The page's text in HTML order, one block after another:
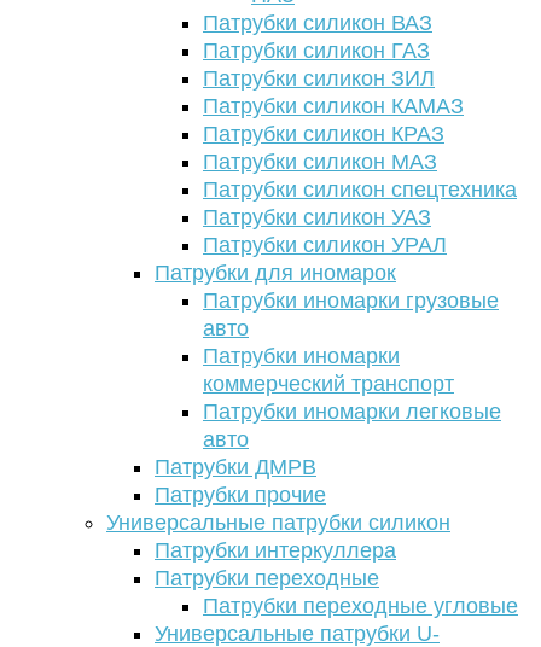
Патрубки силикон ВАЗ
Патрубки силикон ГАЗ
Патрубки силикон ЗИЛ
Патрубки силикон КАМАЗ
Патрубки силикон КРАЗ
Патрубки силикон МАЗ
Патрубки силикон спецтехника
Патрубки силикон УАЗ
Патрубки силикон УРАЛ
Патрубки для иномарок
Патрубки иномарки грузовые
авто
Патрубки иномарки
коммерческий транспорт
Патрубки иномарки легковые
авто
Патрубки ДМРВ
Патрубки прочие
Универсальные патрубки силикон
Патрубки интеркуллера
Патрубки переходные
Патрубки переходные угловые
Универсальные патрубки U-